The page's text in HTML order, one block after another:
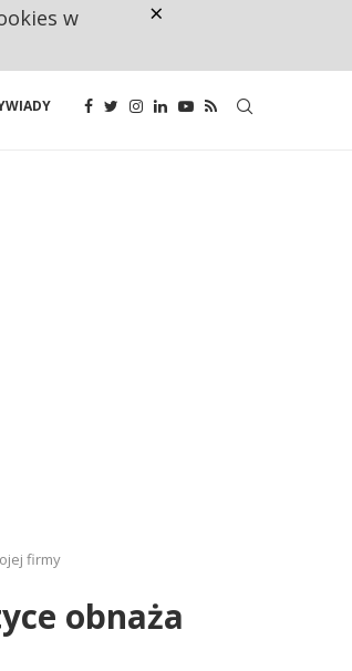
firmy
obnaża
w
×